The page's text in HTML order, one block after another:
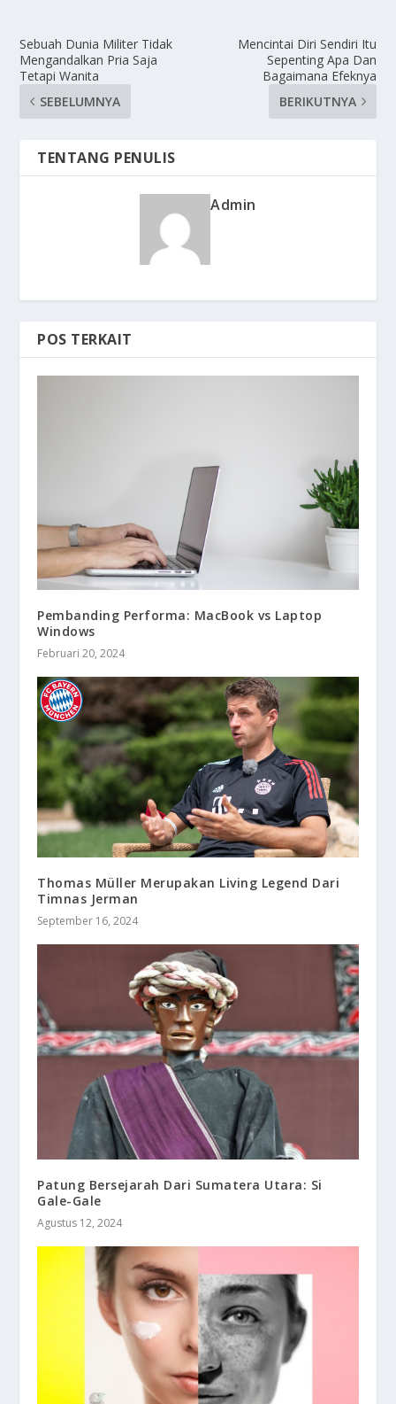
Sebuah Dunia Militer Tidak
Mengandalkan Pria Saja
Tetapi Wanita
SEBELUMNYA
Mencintai Diri Sendiri Itu
Sepenting Apa Dan
Bagaimana Efeknya
BERIKUTNYA
TENTANG PENULIS
Admin
POS TERKAIT
Pembanding Performa: MacBook vs Laptop
Windows
Februari 20, 2024
Thomas Müller Merupakan Living Legend Dari
Timnas Jerman
September 16, 2024
Patung Bersejarah Dari Sumatera Utara: Si
Gale-Gale
Agustus 12, 2024